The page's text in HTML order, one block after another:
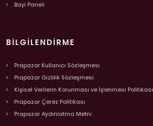
Bayi Paneli
BILGILENDIRME
Prapazar Kullanıcı Sözleşmesi
Prapazar Gizlilik Sözleşmesi
Kişisel Verilerin Korunması ve İşlenmesi Politikası
Prapazar Çerez Politikası
Prapazar Aydınlatma Metni